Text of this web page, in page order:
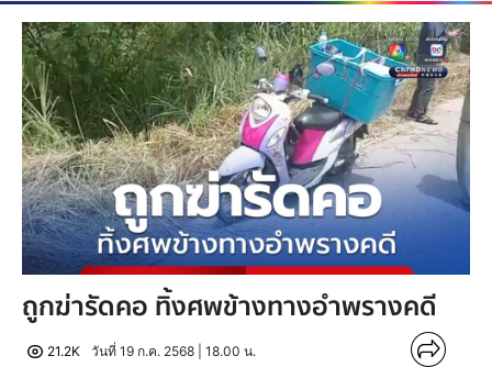
ถูกฆ่ารัดคอ ทิ้งศพข้างทางอำพรางคดี
21.2K
วันที่ 19 ก.ค. 2568 | 18.00 น.